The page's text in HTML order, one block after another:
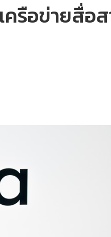
ครือข่ายสื่อส